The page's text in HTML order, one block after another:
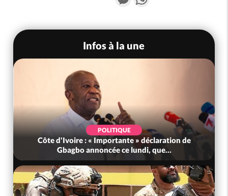
Infos à la une
POLITIQUE
Côte d'Ivoire : « Importante » déclaration de
Gbagbo annoncée ce lundi, que...